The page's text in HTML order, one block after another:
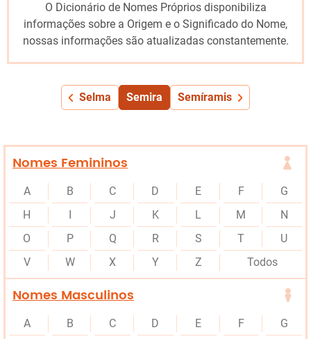
O Dicionário de Nomes Próprios disponibiliza
informações sobre a Origem e o Significado do Nome,
nossas informações são atualizadas constantemente.
Selma Semira Semíramis
Nomes Femininos
A B C D E F
G
H
J K L M
N
O
P Q R S T
U
V
W X Y Z Todos
Nomes Masculinos
A B C D E F
G